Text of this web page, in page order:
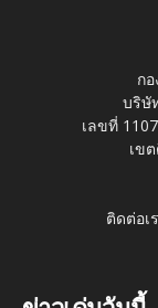
ก
บริษั
เลขที่
เข
ติดต่อเ